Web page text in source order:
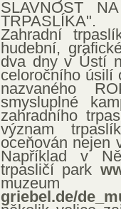
SLAVNOST
TRPASLÍKA".
Zahradní
hudební,
dva dny v Ústí
celoročního úsilí
nazvaného
smysluplné
zahradního
význam
oceňován nejen
Například v
trpasličí park
griebel.de/